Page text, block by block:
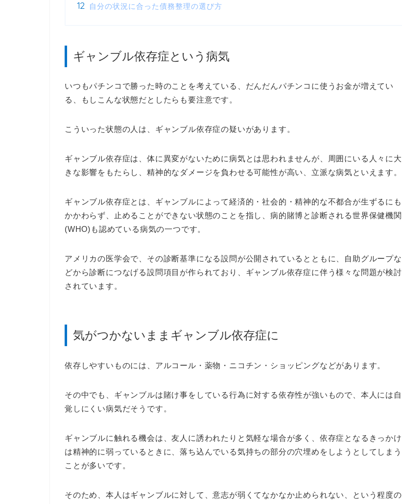
自分の状況に合った債務整理の選び方
ギャンブル依存症という病気
いつもパチンコで勝った時のことを考えている、だんだんパチンコに使うお金が増えてい
る、もしこんな状態だとしたらも要注意です。
こういった状態の人は、ギャンブル依存症の疑いがあります。
ギャンブル依存症は、体に異変がないために病気とは思われませんが、周囲にいる人々に大
きな影響をもたらし、精神的なダメージを負わせる可能性が高い、立派な病気といえます。
ギャンブル依存症とは、ギャンブルによって経済的・社会的・精神的な不都合が生ずるにも
かかわらず、止めることができない状態のことを指し、病的賭博と診断される世界保健機関
(WHO)も認めている病気の一つです。
アメリカの医学会で、その診断基準になる設問が公開されているとともに、自助グループな
どから診断につなげる設問項目が作られており、ギャンブル依存症に伴う様々な問題が検討
されています。
気がつかないままギャンブル依存症に
依存しやすいものには、アルコール・薬物・ニコチン・ショッピングなどがあります。
その中でも、ギャンブルは賭け事をしている行為に対する依存性が強いもので、本人には自
覚しにくい病気だそうです。
ギャンブルに触れる機会は、友人に誘われたりと気軽な場合が多く、依存症となるきっかけ
は精神的に弱っているときに、落ち込んでいる気持ちの部分の穴埋めをしようとしてしまう
ことが多いです。
そのため、本人はギャンブルに対して、意志が弱くてなかなか止められない、という程度の